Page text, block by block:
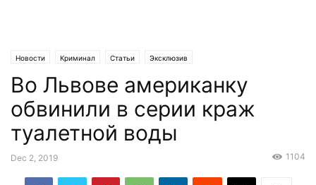
Новости Криминал Статьи Эксклюзив
Во Львове американку
обвинили в серии краж
туалетной воды
Dec 2, 2019 1104